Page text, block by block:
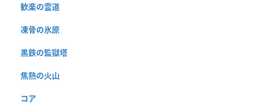
歓楽の霊道
凍骨の氷原
黒鉄の監獄塔
焦熱の火山
コア